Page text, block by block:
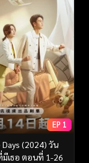
EP 1
Days (2024) วัน
มีเธอ ตอนที่ 1-26